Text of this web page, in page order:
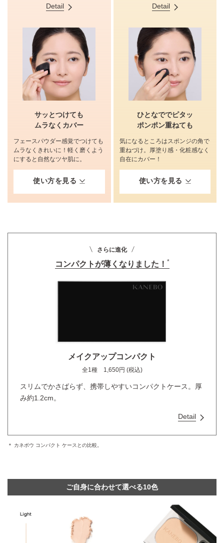
Detail
サッとつけても
ムラなくカバー
フェースパウダー感覚でつけても
ムラなくきれいに！軽く磨くよう
にすると自然なツヤ肌に。
使い方を見る
Detail
ひとなででピタッ
ポンポン重ねても
気になるところはスポンジの角で
重ねづけ。厚塗り感・化粧感なく
自在にカバー！
使い方を見る
さらに進化
コンパクトが薄くなりました！ *
メイクアップコンパクト
全1種 1,650円 (税込)
スリムでかさばらず、携帯しやすいコンパクトケース。厚
み約1.2cm。
Detail
＊ カネボウ コンパクト ケースとの比較。
ご自身に合わせて選べる10色